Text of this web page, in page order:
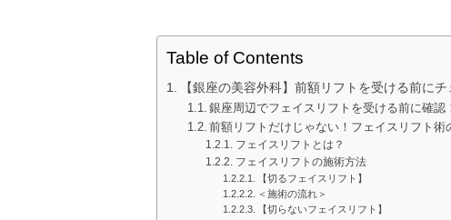
Table of Contents
【銀座の美容外科】前額リフトを受ける前に
銀座周辺でフェイスリフトを受ける前に確
前額リフトだけじゃない！フェイスリフト術
フェイスリフトとは？
フェイスリフトの施術方法
【切るフェイスリフト】
＜施術の流れ＞
【切らないフェイスリフト】